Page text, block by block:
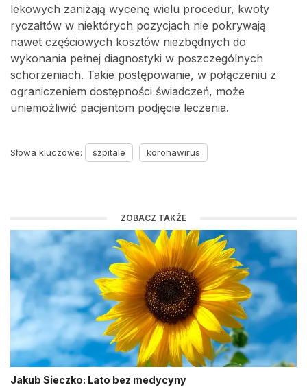
lekowych zaniżają wycenę wielu procedur, kwoty
ryczałtów w niektórych pozycjach nie pokrywają
nawet częściowych kosztów niezbędnych do
wykonania pełnej diagnostyki w poszczególnych
schorzeniach. Takie postępowanie, w połączeniu z
ograniczeniem dostępności świadczeń, może
uniemożliwić pacjentom podjęcie leczenia.
Słowa kluczowe: szpitale koronawirus
ZOBACZ TAKŻE
Jakub Sieczko: Lato bez medycyny